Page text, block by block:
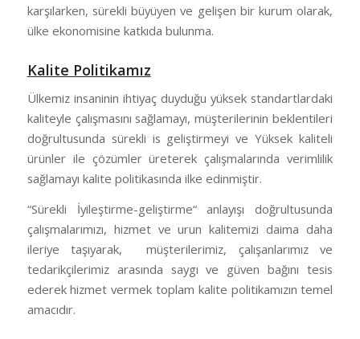
karşılarken, sürekli büyüyen ve gelişen bir kurum olarak,
ülke ekonomisine katkıda bulunma.
Kalite Politikamız
Ülkemiz insaninin ihtiyaç duyduğu yüksek standartlardaki
kaliteyle çalışmasını sağlamayı, müşterilerinin beklentileri
doğrultusunda sürekli is geliştirmeyi ve Yüksek kaliteli
ürünler ile çözümler üreterek çalışmalarında verimlilik
sağlamayı kalite politikasında ilke edinmiştir.
“Sürekli İyileştirme-geliştirme“ anlayışı doğrultusunda
çalışmalarımızı, hizmet ve urun kalitemizi daima daha
ileriye taşıyarak, müşterilerimiz, çalışanlarımız ve
tedarikçilerimiz arasında saygı ve güven bağını tesis
ederek hizmet vermek toplam kalite politikamızın temel
amacıdır.